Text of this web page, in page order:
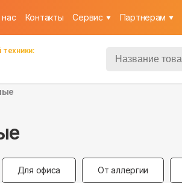
Контакты Cервис Партнерам
Для офиса От аллергии